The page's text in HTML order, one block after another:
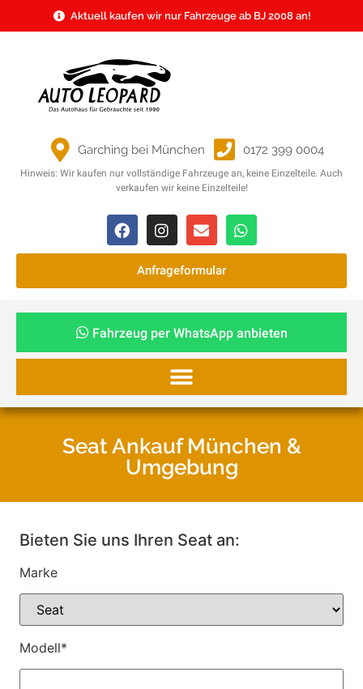
Aktuell kaufen wir nur Fahrzeuge ab BJ 2008 an!
Garching bei München 0172 399 0004
Hinweis: Wir kaufen nur vollständige Fahrzeuge an, keine Einzelteile. Auch
verkaufen wir keine Einzelteile!
Anfrageformular
Fahrzeug per WhatsApp anbieten
Seat Ankauf München &
Umgebung
Bieten Sie uns Ihren Seat an:
Marke
Modell*